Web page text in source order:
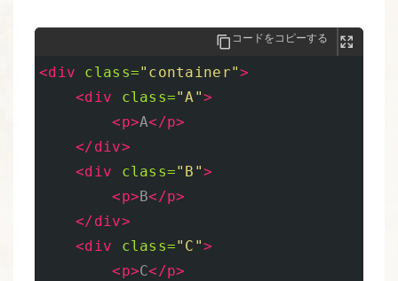
コードをコピーする
<div class="container">
<div
class="A">
<p>A</p>
</div>
<div
class="B">
<p>B</p>
</div>
<div
class="C">
<p>C</p>